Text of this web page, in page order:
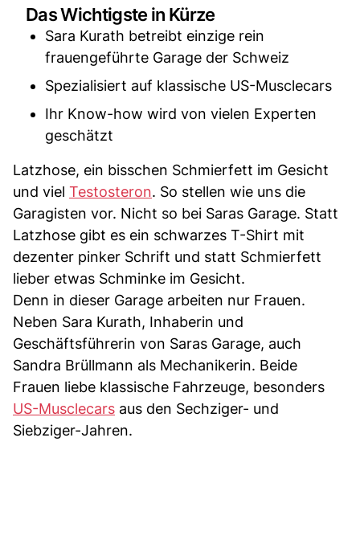
Das Wichtigste in Kürze
Sara Kurath betreibt einzige rein
frauengeführte Garage der Schweiz
Spezialisiert auf klassische US-Musclecars
Ihr Know-how wird von vielen Experten
geschätzt
Latzhose, ein bisschen Schmierfett im Gesicht
und viel Testosteron. So stellen wie uns die
Garagisten vor. Nicht so bei Saras Garage. Statt
Latzhose gibt es ein schwarzes T-Shirt mit
dezenter pinker Schrift und statt Schmierfett
lieber etwas Schminke im Gesicht.
Denn in dieser Garage arbeiten nur Frauen.
Neben Sara Kurath, Inhaberin und
Geschäftsführerin von Saras Garage, auch
Sandra Brüllmann als Mechanikerin. Beide
Frauen liebe klassische Fahrzeuge, besonders
US-Musclecars aus den Sechziger- und
Siebziger-Jahren.